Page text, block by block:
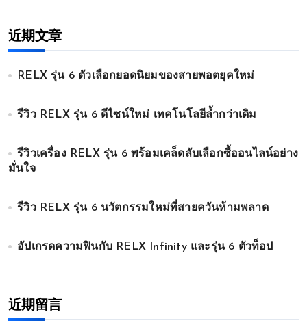
近期文章
RELX รุ่น 6 ตัวเลือกยอดนิยมของสายพอตยุคใหม่
รีวิว RELX รุ่น 6 ดีไซน์ใหม่ เทคโนโลยีล้ำกว่าเดิม
รีวิวเครื่อง RELX รุ่น 6 พร้อมเคล็ดลับเลือกซื้ออนไลน์อย่าง
มั่นใจ
รีวิว RELX รุ่น 6 นวัตกรรมใหม่ที่สายควันห้ามพลาด
อัปเกรดความฟินกับ RELX Infinity และรุ่น 6 ตัวท็อป
近期留言